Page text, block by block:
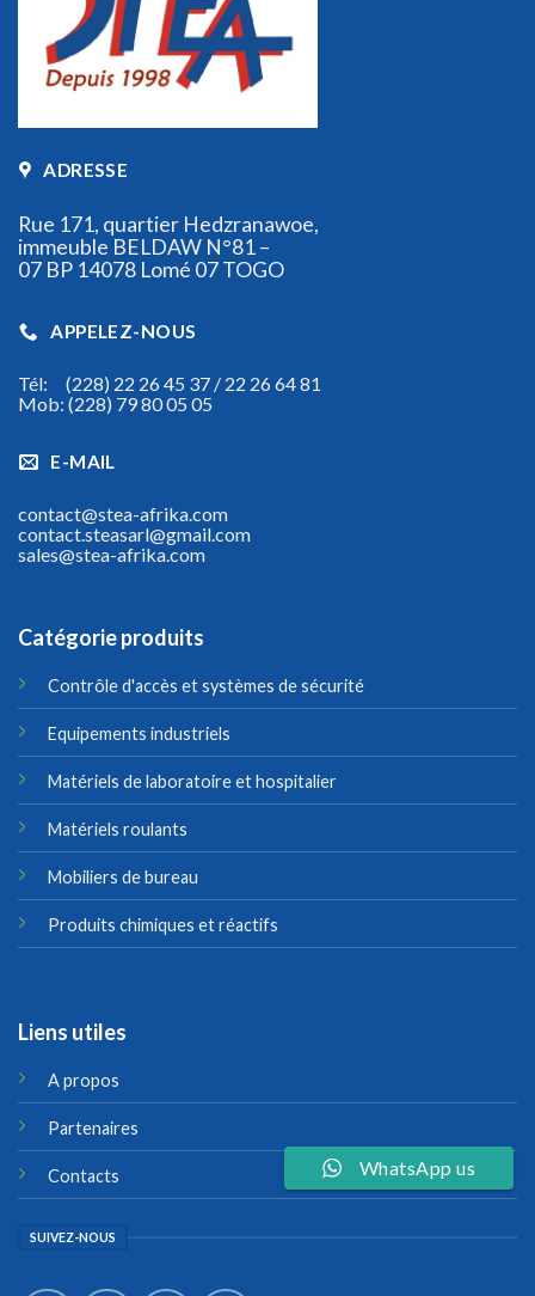
ADRESSE
Rue 171, quartier Hedzranawoe,
immeuble BELDAW N°81 –
07 BP 14078 Lomé 07 TOGO
APPELEZ-NOUS
Tél: (228) 22 26 45 37 / 22 26 64 81
Mob: (228) 79 80 05 05
E-MAIL
contact@stea-afrika.com
contact.steasarl@gmail.com
sales@stea-afrika.com
Catégorie produits
Contrôle d'accès et systèmes de sécurité
Equipements industriels
Matériels de laboratoire et hospitalier
Matériels roulants
Mobiliers de bureau
Produits chimiques et réactifs
Liens utiles
A propos
Partenaires
Contacts
SUIVEZ-NOUS
WhatsApp us